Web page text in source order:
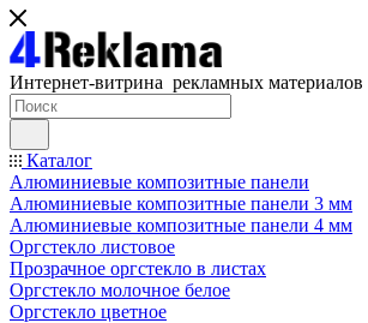
Интернет-витрина рекламных материалов
Каталог
Алюминиевые композитные панели
Алюминиевые композитные панели 3 мм
Алюминиевые композитные панели 4 мм
Оргстекло листовое
Прозрачное оргстекло в листах
Оргстекло молочное белое
Оргстекло цветное